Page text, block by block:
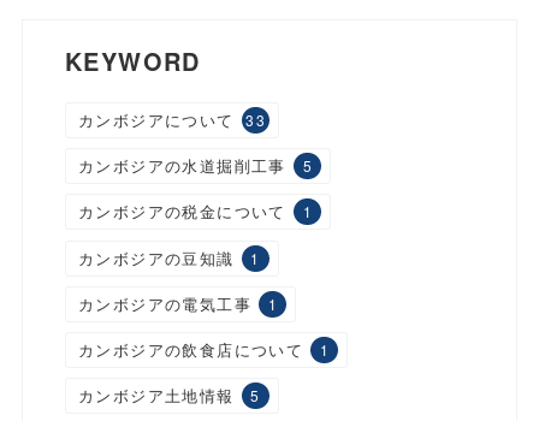
KEYWORD
カンボジアについて 33
カンボジアの水道掘削工事 5
カンボジアの税金について 1
カンボジアの豆知識 1
カンボジアの電気工事 1
カンボジアの飲食店について 1
カンボジア土地情報 5